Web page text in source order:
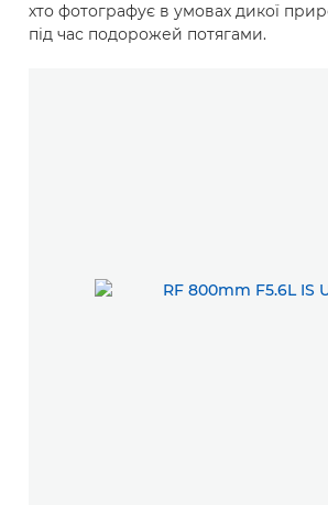
хто фотографує в умовах дикої
під час подорожей потягами.